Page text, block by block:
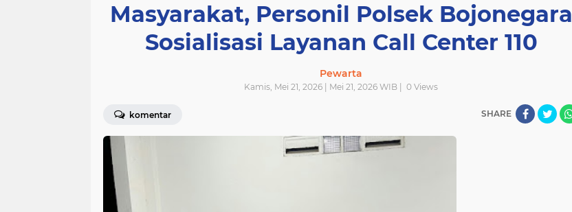
Masyarakat, Personil Polsek Bojonegara
Sosialisasi Layanan Call Center 110
Pewarta
Kamis, Mei 21, 2026 | Mei 21, 2026 WIB | 0 Views
komentar SHARE